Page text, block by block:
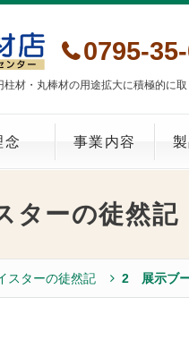
材・丸棒材の用途拡大に積極的に取
0795-
念 事業内容
ターの徒然記
スターの徒然記 2 展示ブ